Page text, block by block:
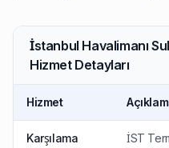
İstanbul Havalimanı
Hizmet Detayları
Hizmet
Karşılama
İST